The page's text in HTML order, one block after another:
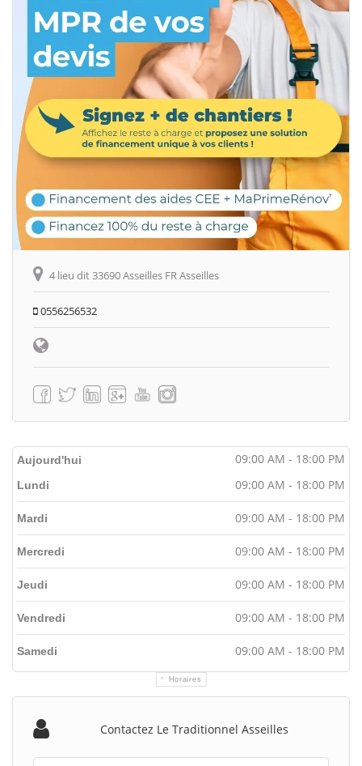
4 lieu dit 33690 Asseilles FR Asseilles
0556256532
Aujourd'hui 09:00 AM - 18:00 PM
Horaires
Lundi 09:00 AM - 18:00 PM
Mardi 09:00 AM - 18:00 PM
Mercredi 09:00 AM - 18:00 PM
Jeudi 09:00 AM - 18:00 PM
Vendredi 09:00 AM - 18:00 PM
Samedi 09:00 AM - 18:00 PM
Contactez Le Traditionnel Asseilles